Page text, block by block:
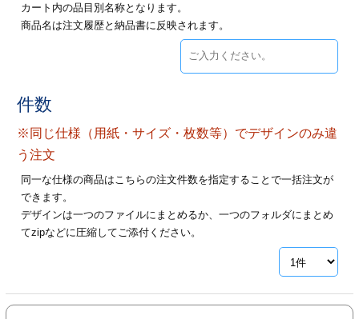
ファイル印刷
ァイル印刷
印刷
印刷
名刺印刷
ムカード印刷
刷
カード印刷
フォルダー
ァイル印刷
カート内の品目別名称となります。
商品名は注文履歴と納品書に反映されます。
件数
※同じ仕様（用紙・サイズ・枚数等）でデザインのみ違
う注文
同一な仕様の商品はこちらの注文件数を指定することで一括注文が
できます。
デザインは一つのファイルにまとめるか、一つのフォルダにまとめ
てzipなどに圧縮してご添付ください。